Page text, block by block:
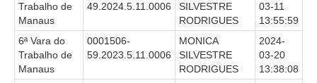
Trabalho de
Manaus
49.2024.5.11.0006
SILVESTRE
RODRIGUES
03-11
13:55:59
6ª Vara do
Trabalho de
Manaus
0001506-
59.2023.5.11.0006
MONICA
SILVESTRE
RODRIGUES
2024-
03-20
13:38:08